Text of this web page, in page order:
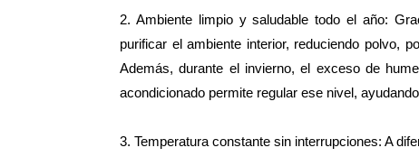
2. Ambiente limpio y saludable todo el año:
purificar el ambiente interior, reduciendo polvo,
Además, durante el invierno, el exceso de
acondicionado permite regular ese nivel,
3. Temperatura constante sin interrupciones: A